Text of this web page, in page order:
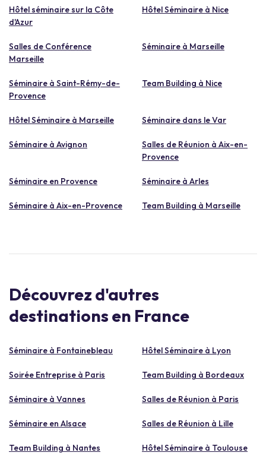
Hôtel séminaire sur la Côte
d'Azur
Hôtel Séminaire à Nice
Salles de Conférence
Marseille
Séminaire à Marseille
Séminaire à Saint-Rémy-de-
Provence
Team Building à Nice
Hôtel Séminaire à Marseille Séminaire dans le Var
Séminaire à Avignon
Salles de Réunion à Aix-en-
Provence
Séminaire en Provence Séminaire à Arles
Séminaire à Aix-en-Provence Team Building à Marseille
Découvrez d'autres
destinations en France
Séminaire à Fontainebleau Hôtel Séminaire à Lyon
Soirée Entreprise à Paris Team Building à Bordeaux
Séminaire à Vannes Salles de Réunion à Paris
Séminaire en Alsace Salles de Réunion à Lille
Team Building à Nantes Hôtel Séminaire à Toulouse